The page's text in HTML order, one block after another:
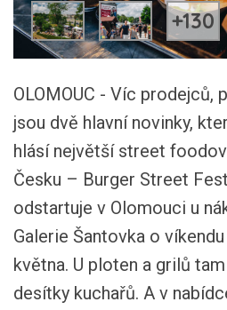
+130
OLOMOUC - Víc prodejců,
jsou dvě hlavní novinky,
hlásí největší street
Česku – Burger Street
odstartuje v Olomouci u
Galerie Šantovka o
května. U ploten a grilů
desítky kuchařů. A v